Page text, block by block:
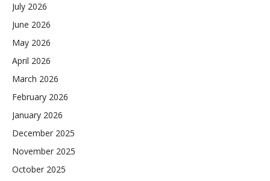
July 2026
June 2026
May 2026
April 2026
March 2026
February 2026
January 2026
December 2025
November 2025
October 2025